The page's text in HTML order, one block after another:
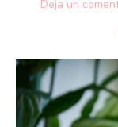
Deja un